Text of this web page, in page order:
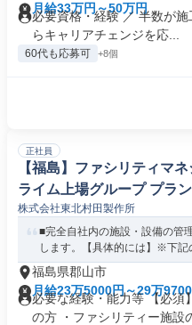
月給33万円～50万円
必要資格・経験 ／ 半数が
らキャリアチェンジを応...
60代も応募可 +8個
正社員
【福島】ファシリティマ
ライム上場グループ プラ
株式会社東北村田製作所
■完全自社内の施設・設備の管
します。【具体的には】※下記
福島県郡山市
月給23万5000円～29万
必要な経験・能力等 【必須
の方 ・ファシリティー施設